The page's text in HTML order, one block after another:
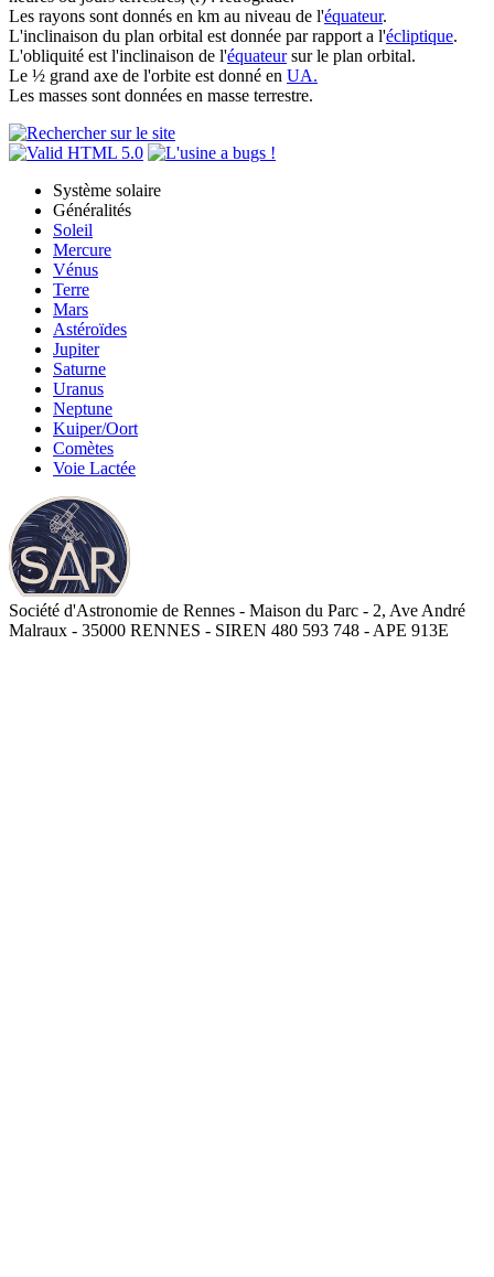
Les rayons sont donnés en km au niveau de l'équateur.
L'inclinaison du plan orbital est donnée par rapport a l'écliptique.
L'obliquité est l'inclinaison de l'équateursur le plan orbital.
Le ½ grand axe de l'orbite est donné en UA.
Les masses sont données en masse terrestre.
Système solaire
Généralités
Soleil
Mercure
Vénus
Terre
Mars
Astéroïdes
Jupiter
Saturne
Uranus
Neptune
Kuiper/Oort
Comètes
Voie Lactée
Société d'Astronomie de Rennes - Maison du Parc - 2, Ave André
Malraux - 35000 RENNES - SIREN 480 593 748 - APE 913E